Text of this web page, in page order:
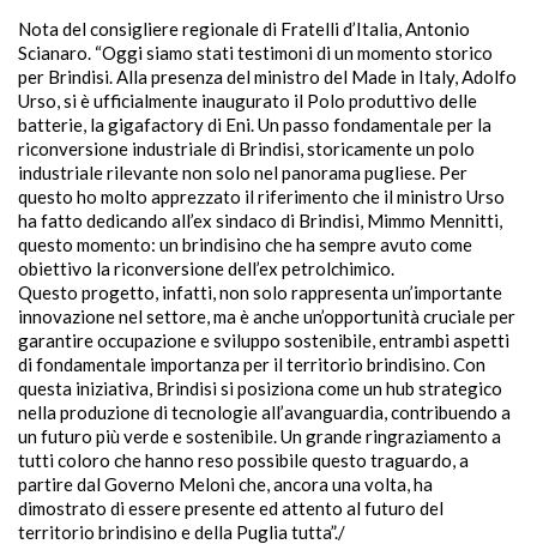
Nota del consigliere regionale di Fratelli d’Italia, Antonio
Scianaro. “Oggi siamo stati testimoni di un momento storico
per Brindisi. Alla presenza del ministro del Made in Italy, Adolfo
Urso, si è ufficialmente inaugurato il Polo produttivo delle
batterie, la gigafactory di Eni. Un passo fondamentale per la
riconversione industriale di Brindisi, storicamente un polo
industriale rilevante non solo nel panorama pugliese. Per
questo ho molto apprezzato il riferimento che il ministro Urso
ha fatto dedicando all’ex sindaco di Brindisi, Mimmo Mennitti,
questo momento: un brindisino che ha sempre avuto come
obiettivo la riconversione dell’ex petrolchimico.
Questo progetto, infatti, non solo rappresenta un’importante
innovazione nel settore, ma è anche un’opportunità cruciale per
garantire occupazione e sviluppo sostenibile, entrambi aspetti
di fondamentale importanza per il territorio brindisino. Con
questa iniziativa, Brindisi si posiziona come un hub strategico
nella produzione di tecnologie all’avanguardia, contribuendo a
un futuro più verde e sostenibile. Un grande ringraziamento a
tutti coloro che hanno reso possibile questo traguardo, a
partire dal Governo Meloni che, ancora una volta, ha
dimostrato di essere presente ed attento al futuro del
territorio brindisino e della Puglia tutta”./